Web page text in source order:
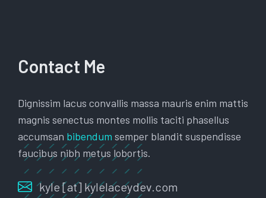
Contact Me
Dignissim lacus convallis massa mauris enim mattis
magnis senectus montes mollis taciti phasellus
accumsan bibendum semper blandit suspendisse
faucibus nibh metus lobortis.
kyle [at] kylelaceydev.com